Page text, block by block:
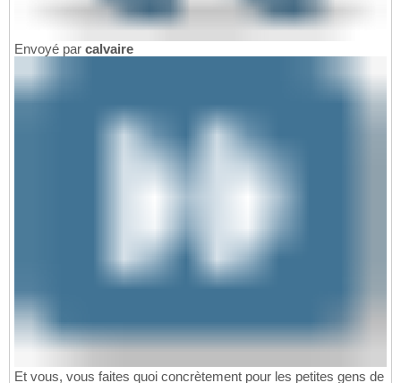
Envoyé par calvaire
Et vous, vous faites quoi concrètement pour les petites gens de